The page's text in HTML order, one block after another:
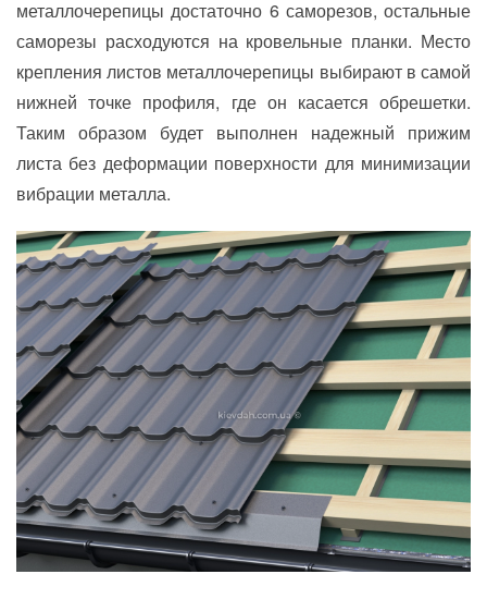
металлочерепицы достаточно 6 саморезов, остальные
саморезы расходуются на кровельные планки. Место
крепления листов металлочерепицы выбирают в самой
нижней точке профиля, где он касается обрешетки.
Таким образом будет выполнен надежный прижим
листа без деформации поверхности для минимизации
вибрации металла.